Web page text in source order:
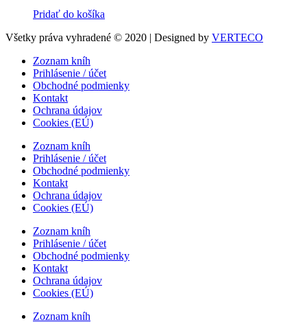
Pridať do košíka
Všetky práva vyhradené © 2020 | Designed by VERTECO
Zoznam kníh
Prihlásenie / účet
Obchodné podmienky
Kontakt
Ochrana údajov
Cookies (EÚ)
Zoznam kníh
Prihlásenie / účet
Obchodné podmienky
Kontakt
Ochrana údajov
Cookies (EÚ)
Zoznam kníh
Prihlásenie / účet
Obchodné podmienky
Kontakt
Ochrana údajov
Cookies (EÚ)
Zoznam kníh